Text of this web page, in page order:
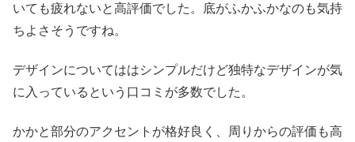
いても疲れないと高評価でした。底がふかふかなのも気持
ちよさそうですね。
デザインについてははシンプルだけど独特なデザインが気
に入っているという口コミが多数でした。
かかと部分のアクセントが格好良く、周りからの評価も高